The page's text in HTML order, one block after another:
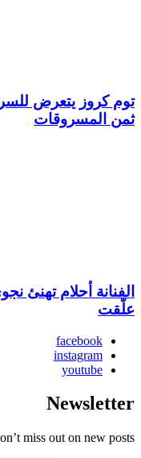
توم كروز يتعرض
ثمن المسروقات
الفنانة أحلام تهنئ
علّقت
facebook
instagram
youtube
Newsletter
miss out on new posts